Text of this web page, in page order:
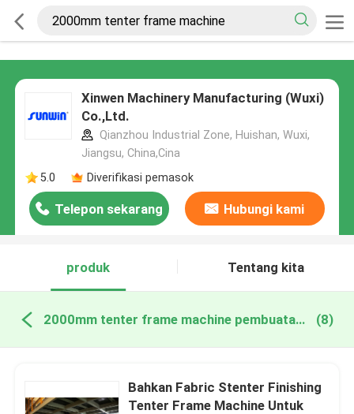
Xinwen Machinery Manufacturing (Wuxi)
Co.,Ltd.
Qianzhou Industrial Zone, Huishan, Wuxi,
Jiangsu, China,Cina
5.0
Diverifikasi pemasok
Telepon sekarang Hubungi kami
produk Tentang kita
2000mm tenter frame machine pembuatan online (8)
Bahkan Fabric Stenter Finishing
Tenter Frame Machine Untuk